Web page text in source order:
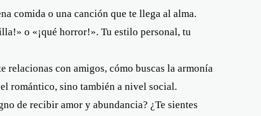
comida o una canción que te llega al alma.
o «¡qué horror!». Tu estilo personal, tu
relacionas con amigos, cómo buscas la armonía
romántico, sino también a nivel social.
de recibir amor y abundancia? ¿Te sientes